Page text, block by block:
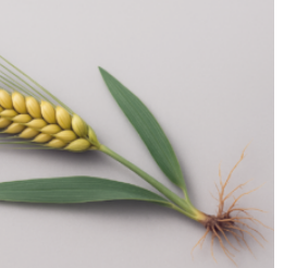
zur Energiegewinnung
Kulturen ist ein zentrales
Klimaziele, bis
In Deutschland dominiert
doch sein Anbau
mit sich:
und…